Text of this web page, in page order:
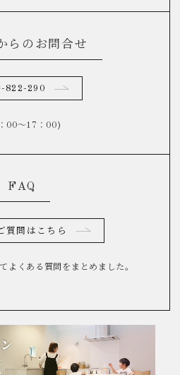
らのお問合せ
822-290
00～17：00)
FAQ
質問はこちら
よくある質問をまとめました。